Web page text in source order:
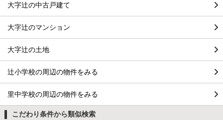
大字辻の中古戸建て
大字辻のマンション
大字辻の土地
辻小学校の周辺の物件をみる
里中学校の周辺の物件をみる
こだわり条件から類似検索